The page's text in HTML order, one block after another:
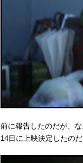
前に報告したのだが、
14日に上映決定したのだ